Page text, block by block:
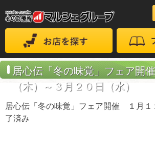
居心伝「冬の味覚」フェア開
（木）～３月２０日（水）
居心伝「冬の味覚」フェア開催 １月
了済み